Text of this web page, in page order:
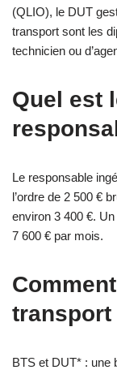
(QLIO), le DUT
transport sont les
technicien ou
Quel est
Le responsable
l’ordre de 2 500 €
environ 3 400 €.
7 600 € par mois.
transport
BTS et DUT* : une